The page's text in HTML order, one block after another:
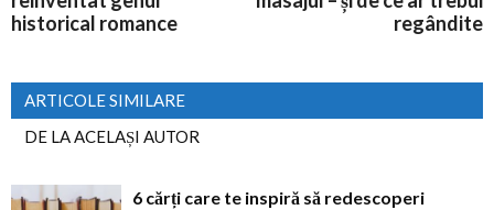
historical romance
regândite
ARTICOLE SIMILARE
DE LA ACELAȘI AUTOR
6 cărți care te inspiră să redescoperi